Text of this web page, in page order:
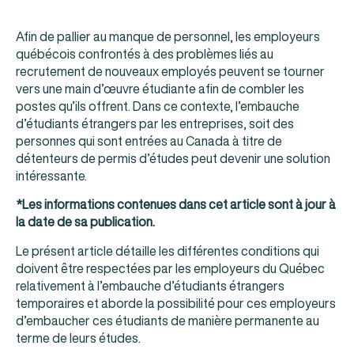
Afin de pallier au manque de personnel, les employeurs
québécois confrontés à des problèmes liés au
recrutement de nouveaux employés peuvent se tourner
vers une main d’œuvre étudiante afin de combler les
postes qu’ils offrent. Dans ce contexte, l’embauche
d’étudiants étrangers par les entreprises, soit des
personnes qui sont entrées au Canada à titre de
détenteurs de permis d’études peut devenir une solution
intéressante.
*Les informations contenues dans cet article sont à jour à
la date de sa publication.
Le présent article détaille les différentes conditions qui
doivent être respectées par les employeurs du Québec
relativement à l’embauche d’étudiants étrangers
temporaires et aborde la possibilité pour ces employeurs
d’embaucher ces étudiants de manière permanente au
terme de leurs études.